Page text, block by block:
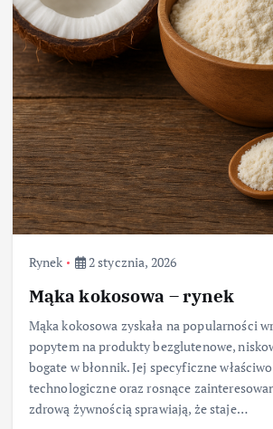
Rynek 2 stycznia, 2026
Mąka kokosowa – rynek
Mąka kokosowa zyskała na popularności
popytem na produkty bezglutenowe,
bogate w błonnik. Jej specyficzne
technologiczne oraz rosnące
zdrową żywnością sprawiają, że staje…